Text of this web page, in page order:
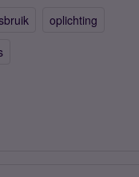
oplichting